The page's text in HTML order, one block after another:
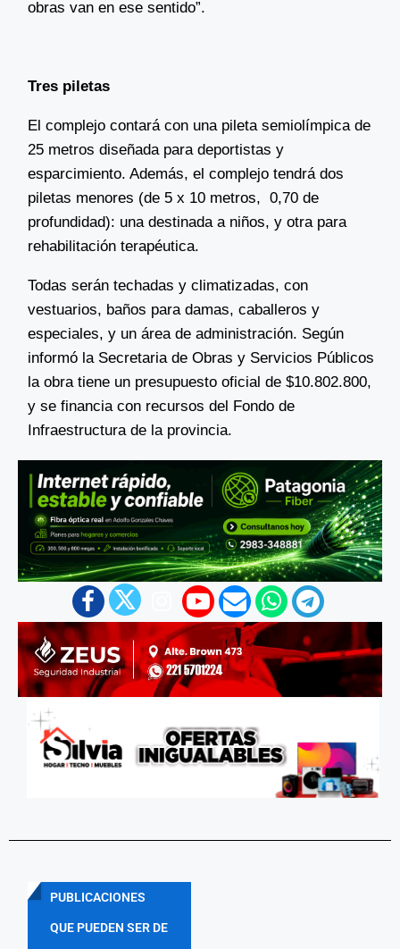
obras van en ese sentido”.
Tres piletas
El complejo contará con una pileta semiolímpica de
25 metros diseñada para deportistas y
esparcimiento. Además, el complejo tendrá dos
piletas menores (de 5 x 10 metros, 0,70 de
profundidad): una destinada a niños, y otra para
rehabilitación terapéutica.
Todas serán techadas y climatizadas, con
vestuarios, baños para damas, caballeros y
especiales, y un área de administración. Según
informó la Secretaria de Obras y Servicios Públicos
la obra tiene un presupuesto oficial de $10.802.800,
y se financia con recursos del Fondo de
Infraestructura de la provincia.
PUBLICACIONES
QUE PUEDEN SER DE